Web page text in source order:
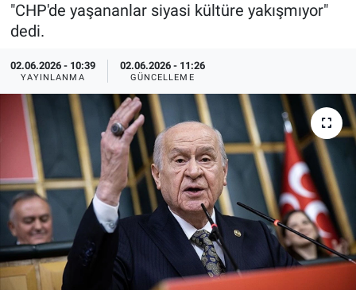
"CHP'de yaşananlar siyasi kültüre yakışmıyor"
dedi.
02.06.2026 - 10:39
YAYINLANMA
02.06.2026 - 11:26
GÜNCELLEME
Yazarlar
Medya
Özel Haberler
Kadın
Erişim Bilgileri
Sağlık
Teknoloji